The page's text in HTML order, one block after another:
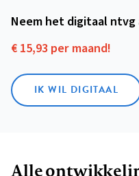
Neem het digitaal
€ 15,93 per maand!
IK WIL DIGITAAL
Alle